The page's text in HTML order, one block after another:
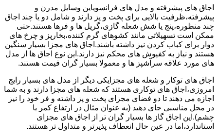
اجاق های پیشرفته و مدل های فرانسویاین وسایل مدرن و
پیشرفته،ظرفیت بالایی برای پخت و پز دارند و شامل دو یا چند اجاق
چند منظوره،پنج یا شش شعله گازی،گریل ها و فرها هستند.حتی
ممکن است تسهیلاتی مانند کشوهای گرم کننده،بخارپز و چرخ های
دوار برای کباب کردن نیز داشته باشند.اجاق های مجزا بسیار سنگین
هستند و نیاز به کفپوش های محکم نیز دارند.این نوع اجاق ها از مدل
های مورد علاقه سرآشپز ها و معمولا بسیار گران قیمت هستند.
اجاق های توکار و شعله های مجزایکی دیگر از مدل های بسیار رایج
امروزی،اجاق های توکاری هستند که شعله های مجزا دارند و به شما
اجازه می دهند تا دو فضای مجزای پخت و پز داشته و فر خود را نیز
در محل مناسبی جای دهید (به عنوان مثال در ارتفاع کمر یا
چشم).این اجاق گاز ها بسیار گران تر از اجاق های مجزای
استاندارد،اما در عین حال انعطاف پذیرتر و متداول تر هستند.